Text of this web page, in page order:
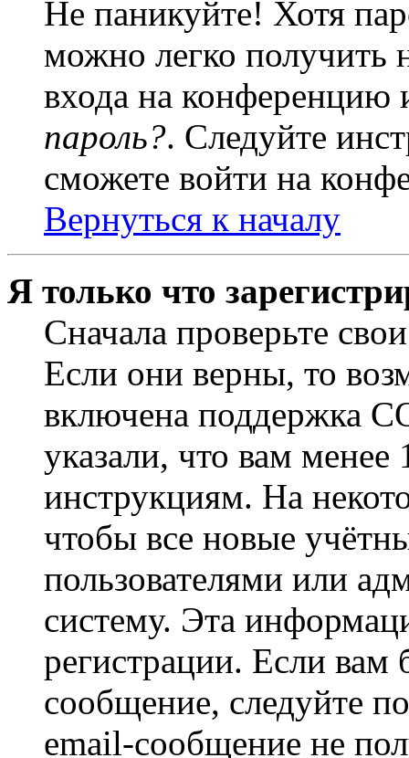
Не паникуйте! Хотя
можно легко получить
входа на
пароль?. Следуйте
сможете войти на
Вернуться к началу
Я только что
Сначала проверьте
Если они верны, то
включена поддержка
указали, что вам
инструкциям. На
чтобы все новые
пользователями или
систему. Эта
регистрации. Если
сообщение, следуйте
email-сообщение не